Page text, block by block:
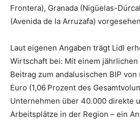
Frontera), Granada (Nigüelas-
(Avenida de la Arruzafa)
Laut eigenen Angaben trägt Lidl
Wirtschaft bei: Mit einem
Beitrag zum andalusischen BIP
Euro (1,06 Prozent des
Unternehmen über 40.000 direkte
Arbeitsplätze in der Region – ein